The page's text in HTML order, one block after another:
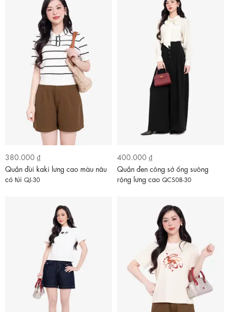
380.000 ₫
Quần đùi kaki lưng cao màu nâu
có túi QJ-30
400.000 ₫
Quần đen công sở ống suông
rộng lưng cao QCS08-30